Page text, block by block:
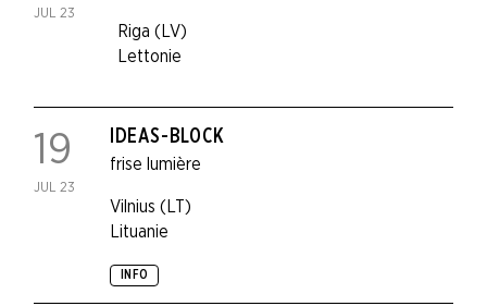
JUL 23
Riga (LV)
Lettonie
19
JUL 23
frise lumière
IDEAS-BLOCK
Vilnius (LT)
Lituanie
INFO